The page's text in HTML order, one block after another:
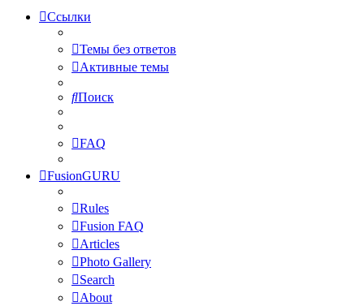
Ссылки
Темы без ответов
Активные темы
Поиск
FAQ
FusionGURU
Rules
Fusion FAQ
Articles
Photo Gallery
Search
About